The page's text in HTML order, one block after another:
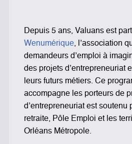
Depuis 5 ans, Valuans est
Wenumérique, l’association
demandeurs d’emploi à
des projets d’entrepreneuriat
leurs futurs métiers. Ce
accompagne les porteurs de
d’entrepreneuriat est soutenu
retraite, Pôle Emploi et les
Orléans Métropole.